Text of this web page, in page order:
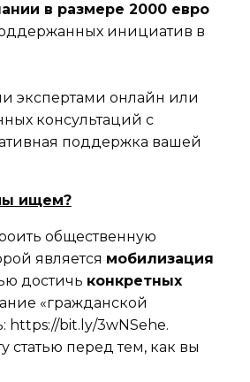
в размере 2000 евро
инициатив в
экспертами онлайн или
консультаций с
поддержка вашей
ищем?
общественную
является мобилизация
достичь конкретных
«гражданской
https://bit.ly/3wNSehe.
статью перед тем, как вы